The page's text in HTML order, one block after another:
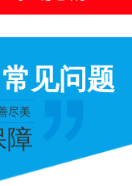
见问题
尽美
障